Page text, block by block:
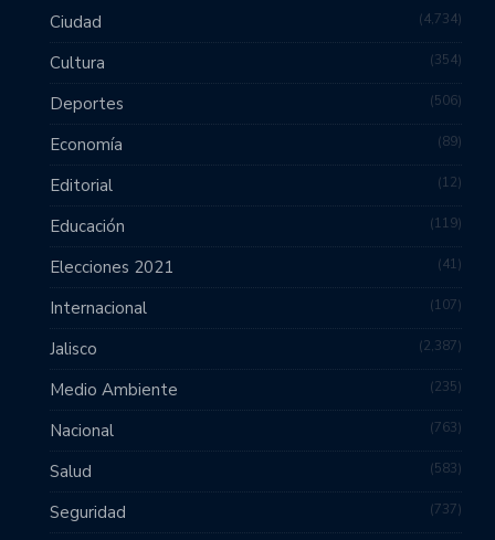
Ciudad 4,734
Cultura 354
Deportes 506
Economía 89
Editorial 12
Educación 119
Elecciones 2021 41
Internacional 107
Jalisco 2,387
Medio Ambiente 235
Nacional 763
Salud 583
Seguridad 737